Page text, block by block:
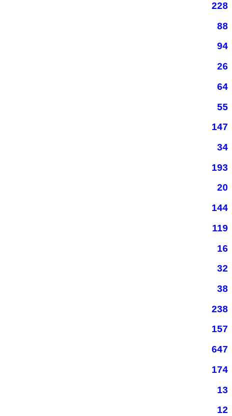
228
88
94
26
64
55
147
34
193
20
144
119
16
32
38
238
157
647
174
13
12